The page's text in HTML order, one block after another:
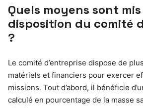
Quels moyens sont mis
disposition du comité
?
Le comité d’entreprise dispose de
matériels et financiers pour exercer
missions. Tout d’abord, il bénéficie
calculé en pourcentage de la masse